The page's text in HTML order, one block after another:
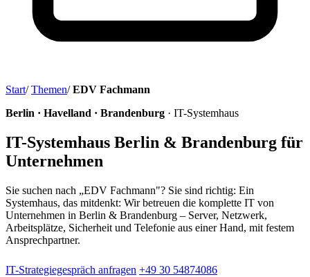
Start/ Themen/ EDV Fachmann
Berlin · Havelland · Brandenburg · IT-Systemhaus
IT-Systemhaus Berlin & Brandenburg für
Unternehmen
Sie suchen nach „EDV Fachmann"? Sie sind richtig: Ein
Systemhaus, das mitdenkt: Wir betreuen die komplette IT von
Unternehmen in Berlin & Brandenburg – Server, Netzwerk,
Arbeitsplätze, Sicherheit und Telefonie aus einer Hand, mit festem
Ansprechpartner.
IT-Strategiegespräch anfragen +49 30 54874086